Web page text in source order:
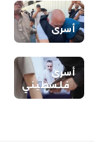
أسرى
أسرى
فلسطيني